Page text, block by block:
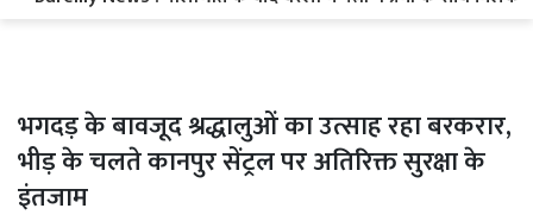
भगदड़ के बावजूद श्रद्धालुओं का उत्साह रहा बरकरार,
भीड़ के चलते कानपुर सेंट्रल पर अतिरिक्त सुरक्षा के
इंतजाम